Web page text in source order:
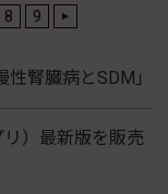
8 9
腎臓病とSDM」
）最新版を販売